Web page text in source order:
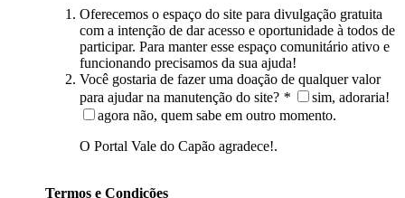
Oferecemos o espaço do site para divulgação gratuita
com a intenção de dar acesso e oportunidade à todos de
participar. Para manter esse espaço comunitário ativo e
funcionando precisamos da sua ajuda!
Você gostaria de fazer uma doação de qualquer valor
para ajudar na manutenção do site? *
sim, adoraria!
agora não, quem sabe em outro momento.
O Portal Vale do Capão agradece!.
Termos e Condições